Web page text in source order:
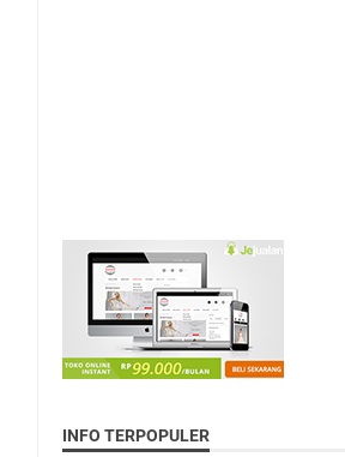
INFO TERPOPULER